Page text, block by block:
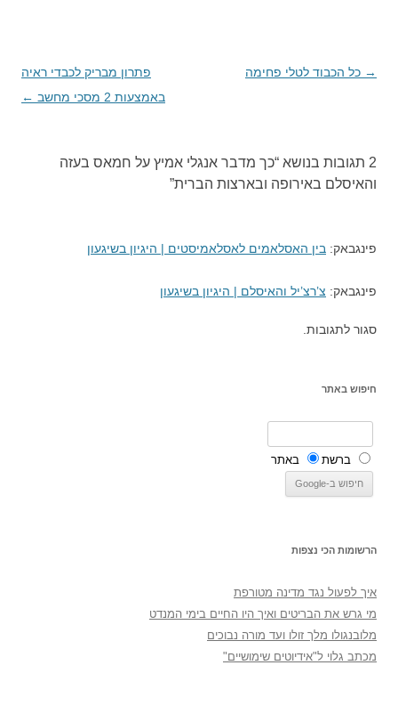
ניווט
→ כל הכבוד לטלי פחימה
פתרון מבריק לכבדי ראיה
באמצעות 2 מסכי מחשב
←
2 תגובות בנושא “
כך מדבר אנגלי אמיץ על חמאס בעזה
והאיסלם באירופה ובארצות הברית”
פינגבאק: בין האסלאמים לאסלאמיסטים | היגיון בשיגעון
פינגבאק: צ’רצ’יל והאיסלם | היגיון בשיגעון
סגור לתגובות.
חיפוש באתר
ברשת באתר
הרשומות הכי נצפות
איך לפעול נגד מדינה מטורפת
מי גרש את הבריטים ואיך היו החיים בימי המנדט
מלובנגולו מלך זולו ועד מורה נבוכים
מכתב גלוי ל"אידיוטים שימושיים"